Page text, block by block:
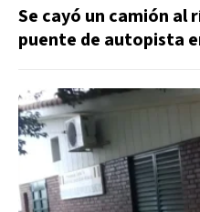
Se cayó un camión al
puente de autopista